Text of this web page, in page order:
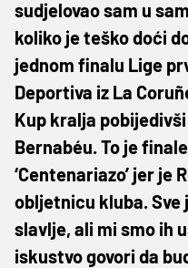
sudjelovao sam u
koliko je teško doći
jednom finalu Lige
Deportiva iz La
Kup kralja
Bernabéu. To je
‘Centenariazo’ jer je
obljetnicu kluba. Sve
slavlje, ali mi smo ih
iskustvo govori da